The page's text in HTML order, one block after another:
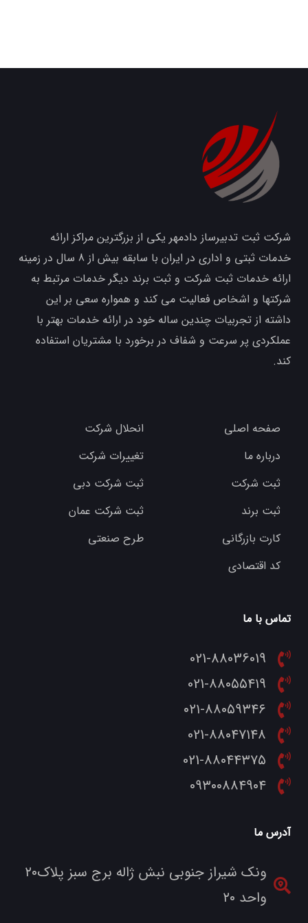
شرکت ثبت تدبیرساز دادمهر یکی از بزرگترین مراکز ارائه
خدمات ثبتی و اداری در ایران با سابقه بیش از 8 سال در زمینه
ارائه خدمات ثبت شرکت و ثبت برند دیگر خدمات مرتبط به
شرکتها و اشخاص فعالیت می کند و همواره سعی بر این
داشته از تجربیات چندین ساله خود در ارائه خدمات بهتر با
عملکردی پر سرعت و شفاف در برخورد با مشتریان استفاده
کند.
صفحه اصلی
درباره ما
ثبت شرکت
ثبت برند
کارت بازرگانی
کد اقتصادی
انحلال شرکت
تغییرات شرکت
ثبت شرکت دبی
ثبت شرکت عمان
طرح صنعتی
تماس با ما
021-88036019
021-۸۸۰۵۵۴۱۹
۰۲۱-۸۸۰۵۹۳۴۶
021-۸۸۰۴۷۱۴۸
021-۸۸۰۴۴۳۷۵
۰۹۳۰۰۸۸۴۹۰۴
آدرس ما
ونک شیراز جنوبی نبش ژاله برج سبز پلاک۲۰
واحد ۲۰